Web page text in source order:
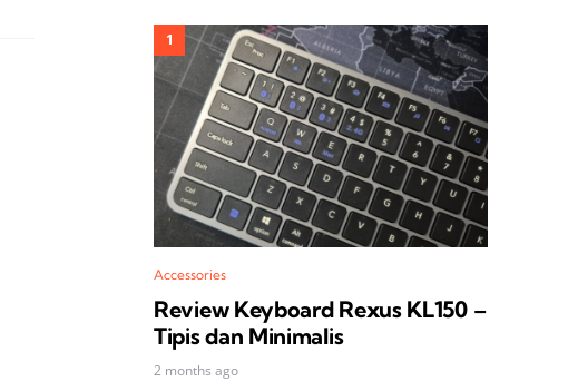
Accessories
Review Keyboard Rexus KL150 –
Tipis dan Minimalis
2 months ago